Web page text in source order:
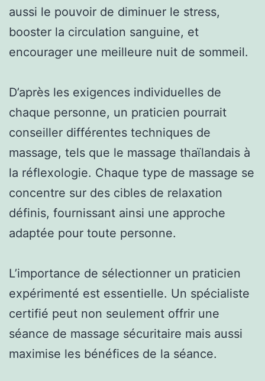
aussi le pouvoir de diminuer le stress,
booster la circulation sanguine, et
encourager une meilleure nuit de sommeil.
D’après les exigences individuelles de
chaque personne, un praticien pourrait
conseiller différentes techniques de
massage, tels que le massage thaïlandais à
la réflexologie. Chaque type de massage se
concentre sur des cibles de relaxation
définis, fournissant ainsi une approche
adaptée pour toute personne.
L’importance de sélectionner un praticien
expérimenté est essentielle. Un spécialiste
certifié peut non seulement offrir une
séance de massage sécuritaire mais aussi
maximise les bénéfices de la séance.